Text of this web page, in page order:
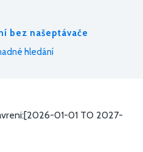
bez našeptávače
hledání
01-01 TO 2027-